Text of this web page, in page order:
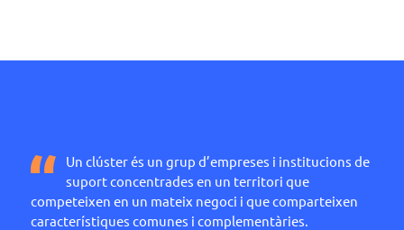
Un clúster és un grup d’empreses i institucions de
suport concentrades en un territori que
competeixen en un mateix negoci i que comparteixen
característiques comunes i complementàries.